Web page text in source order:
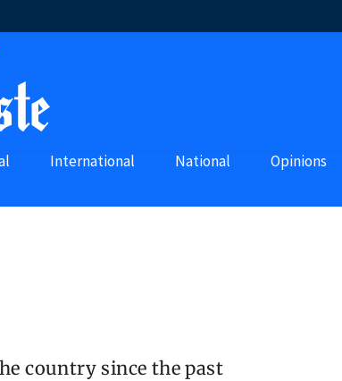
International National Opinions
country since the past